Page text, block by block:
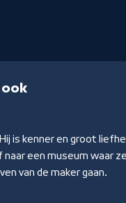
is kenner en groot
een museum waar
van de maker gaan.